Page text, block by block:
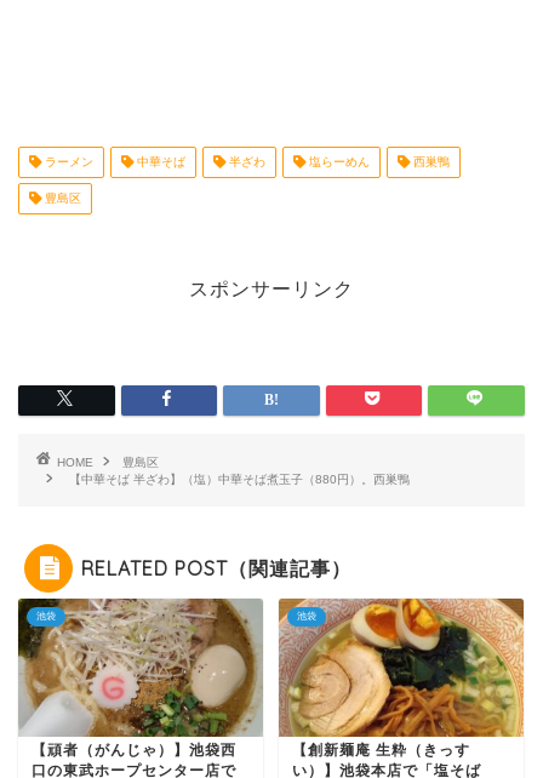
ラーメン 中華そば 半ざわ 塩らーめん 西巣鴨
豊島区
スポンサーリンク
HOME
豊島区
【中華そば 半ざわ】（塩）中華そば煮玉子（880円）。西巣鴨
RELATED POST（関連記事）
池袋
【頑者（がんじゃ）】池袋西
口の東武ホープセンター店で
池袋
【創新麺庵 生粋（きっす
い）】池袋本店で「塩そば